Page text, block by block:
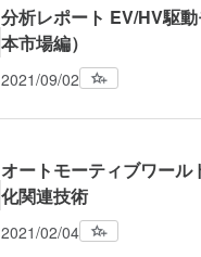
分析レポート EV/HV駆
本市場編）
2021/09/02
オートモーティブワール
化関連技術
2021/02/04